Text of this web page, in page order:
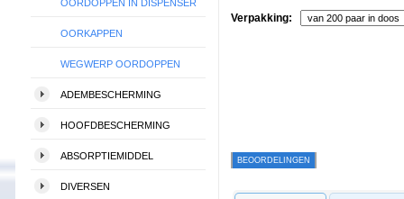
OORDOPPEN IN DISPENSER
OORKAPPEN
WEGWERP OORDOPPEN
ADEMBESCHERMING
HOOFDBESCHERMING
ABSORPTIEMIDDEL
DIVERSEN
Verpakking:
BEOORDELINGEN